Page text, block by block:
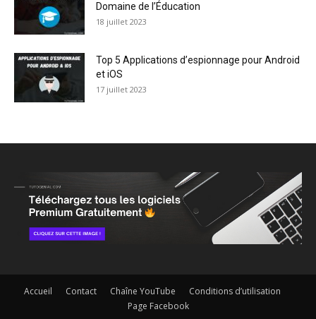
Domaine de l’Éducation
18 juillet 2023
Top 5 Applications d’espionnage pour Android
et iOS
17 juillet 2023
Accueil Contact Chaîne YouTube
Conditions d’utilisation
Page Facebook